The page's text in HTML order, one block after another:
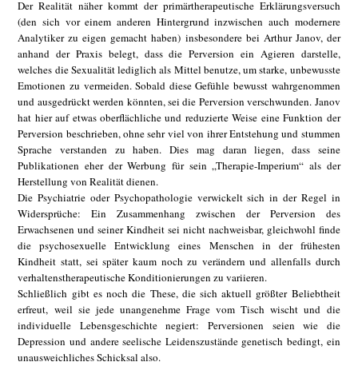
Der Realität näher kommt der primärtherapeutische Erklärungsversuch
(den sich vor einem anderen Hintergrund inzwischen auch modernere
Analytiker zu eigen gemacht haben) insbesondere bei Arthur Janov, der
anhand der Praxis belegt, dass die Perversion ein Agieren darstelle,
welches die Sexualität lediglich als Mittel benutze, um starke, unbewusste
Emotionen zu vermeiden. Sobald diese Gefühle bewusst wahrgenommen
und ausgedrückt werden könnten, sei die Perversion verschwunden. Janov
hat hier auf etwas oberflächliche und reduzierte Weise eine Funktion der
Perversion beschrieben, ohne sehr viel von ihrer Entstehung und stummen
Sprache verstanden zu haben. Dies mag daran liegen, dass seine
Publikationen eher der Werbung für sein „Therapie-Imperium“ als der
Herstellung von Realität dienen.
Die Psychiatrie oder Psychopathologie verwickelt sich in der Regel in
Widersprüche: Ein Zusammenhang zwischen der Perversion des
Erwachsenen und seiner Kindheit sei nicht nachweisbar, gleichwohl finde
die psychosexuelle Entwicklung eines Menschen in der frühesten
Kindheit statt, sei später kaum noch zu verändern und allenfalls durch
verhaltenstherapeutische Konditionierungen zu variieren.
Schließlich gibt es noch die These, die sich aktuell größter Beliebtheit
erfreut, weil sie jede unangenehme Frage vom Tisch wischt und die
individuelle Lebensgeschichte negiert: Perversionen seien wie die
Depression und andere seelische Leidenszustände genetisch bedingt, ein
unausweichliches Schicksal also.